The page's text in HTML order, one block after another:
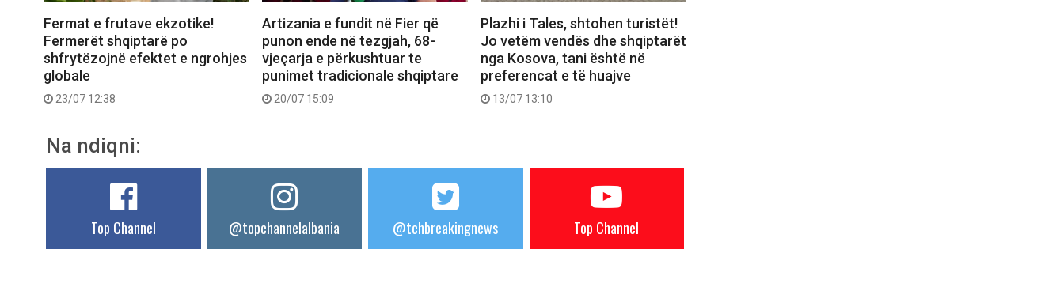
Fermat e frutave ekzotike!
Fermerët shqiptarë po
shfrytëzojnë efektet e ngrohjes
globale
23/07 12:38
Artizania e fundit në Fier që
punon ende në tezgjah, 68-
vjeçarja e përkushtuar te
punimet tradicionale shqiptare
20/07 15:09
Plazhi i Tales, shtohen turistët!
Jo vetëm vendës dhe shqiptarët
nga Kosova, tani është në
preferencat e të huajve
13/07 13:10
Na ndiqni:
Top Channel @topchannelalbania @tchbreakingnews Top Channel